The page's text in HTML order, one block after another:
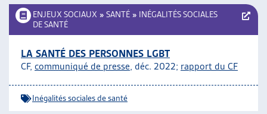
ENJEUX SOCIAUX » SANTÉ » INÉGALITÉS SOCIALES
DE SANTÉ
LA SANTÉ DES PERSONNES LGBT
CF, communiqué de presse, déc. 2022; rapport du CF
Inégalités sociales de santé